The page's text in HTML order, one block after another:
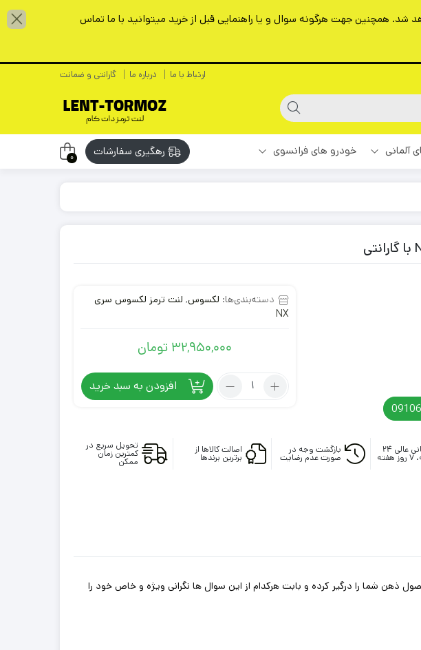
شد. همچنین جهت هرگونه سوال و یا راهنمایی قبل از خرید میتوانید با ما تماس
ارتباط با ما درباره ما گارانتی و ضمانت
آلمانی خودرو های فرانسوی رهگیری سفارشات 0
دسته‌بندی‌ها: لکسوس, لنت ترمز لکسوس سری
NX
32,950,000 تومان
تعداد:
لکسوس
NX
افزودن به سبد خرید
پشتیبانی عالی ۲۴ بازگشت وجه در
صورت عدم رضایت
اصالت کالاها از
برترین برندها
تحویل سریع در
کمترین زمان
ممکن
ذهن شما را درگیر کرده و بابت هرکدام از این سوال ها نگرانی ویژه و خاص خود را